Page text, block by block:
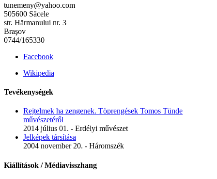
tunemeny@yahoo.com
505600 Săcele
str. Hărmanului nr. 3
Braşov
0744/165330
Facebook
Wikipedia
Tevékenységek
Rejtelmek ha zengenek. Töprengések Tomos Tünde
művészetéről
2014 július 01. - Erdélyi művészet
Jelképek társítása
2004 november 20. - Háromszék
Kiállítások / Médiavisszhang